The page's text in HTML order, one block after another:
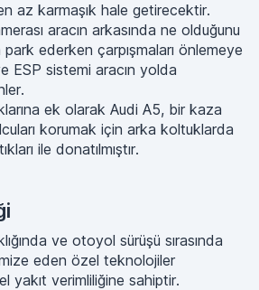
az karmaşık hale getirecektir.
aracın arkasında ne olduğunu
ederken çarpışmaları önlemeye
ESP sistemi aracın yolda
ek olarak Audi A5, bir kaza
korumak için arka koltuklarda
ile donatılmıştır.
ve otoyol sürüşü sırasında
eden özel teknolojiler
yakıt verimliliğine sahiptir.